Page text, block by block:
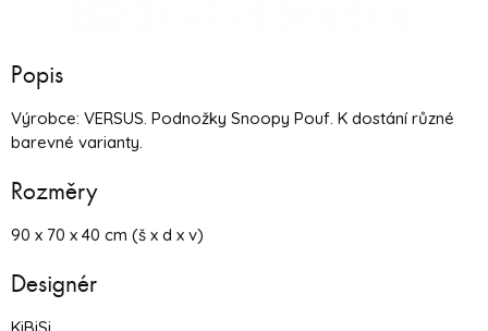
Popis
Výrobce: VERSUS. Podnožky Snoopy Pouf. K dostání různé
barevné varianty.
Rozměry
90 x 70 x 40 cm (š x d x v)
Designér